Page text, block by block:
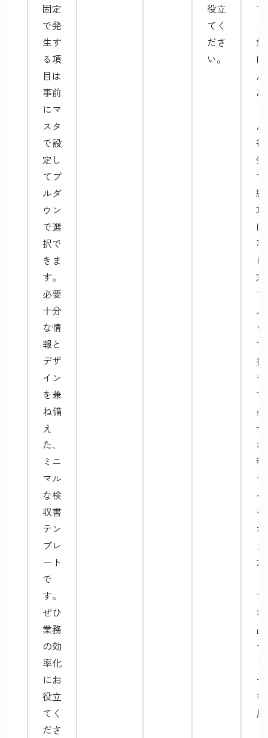
固定
で発
生す
る項
目は
事前
にマ
スタ
で設
定し
てプ
ルダ
ウン
で選
択で
きま
す。
必要
十分
な情
報と
デザ
イン
を兼
ね備
え
た、
ミニ
マル
な検
収書
テン
プレ
ート
で
す。
ぜひ
業務
の効
率化
にお
役立
てく
ださ
役立
てく
ださ
い。
毎
発
納
項
択
報
え
用